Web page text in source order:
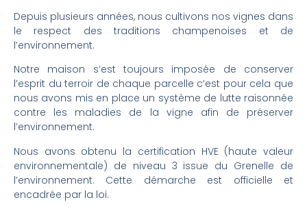
Depuis plusieurs années, nous cultivons nos vignes dans
le respect des traditions champenoises et de
l’environnement.
Notre maison s’est toujours imposée de conserver
l’esprit du terroir de chaque parcelle c’est pour cela que
nous avons mis en place un système de lutte raisonnée
contre les maladies de la vigne afin de préserver
l’environnement.
Nous avons obtenu la certification HVE (haute valeur
environnementale) de niveau 3 issue du Grenelle de
l’environnement. Cette démarche est officielle et
encadrée par la loi.